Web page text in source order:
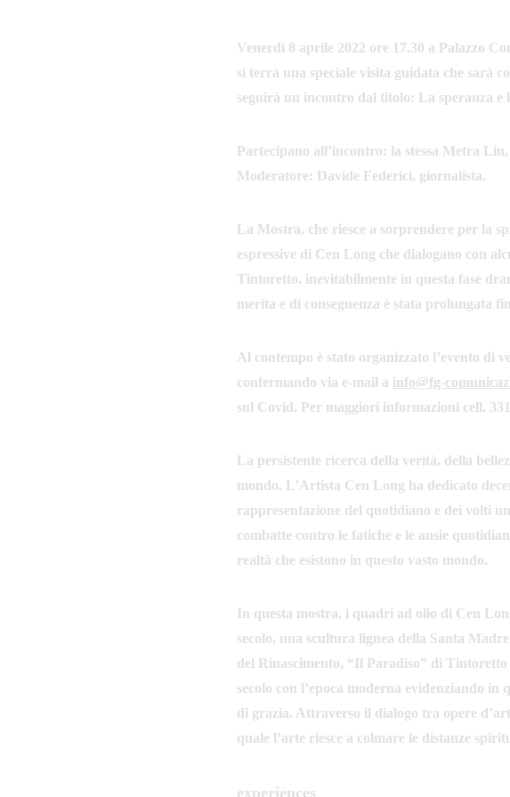
Venerdì 8 aprile 2022 ore 17.30 a Palazzo
si terrà una speciale visita guidata che sarà
seguirà un incontro dal titolo: La speranza e
Partecipano all’incontro: la stessa Metra
Moderatore: Davide Federici, giornalista.
La Mostra, che riesce a sorprendere per la
espressive di Cen Long che dialogano con
Tintoretto, inevitabilmente in questa fase
merita e di conseguenza è stata prolungata
Al contempo è stato organizzato l’evento di
confermando via e-mail a info@fg-
sul Covid. Per maggiori informazioni cell.
La persistente ricerca della verità, della
mondo. L’Artista Cen Long ha dedicato
rappresentazione del quotidiano e dei volti
combatte contro le fatiche e le ansie
realtà che esistono in questo vasto mondo.
In questa mostra, i quadri ad olio di Cen
secolo, una scultura lignea della Santa
del Rinascimento, “Il Paradiso” di
secolo con l’epoca moderna evidenziando
di grazia. Attraverso il dialogo tra opere
quale l’arte riesce a colmare le distanze
experiences